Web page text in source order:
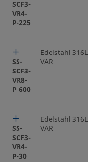
SCF3-
VR4-
P-225
SS-
SCF3-
VR8-
P-600
Edelstahl 316L
VAR
SS-
SCF3-
VR4-
P-30
Edelstahl 316L
VAR